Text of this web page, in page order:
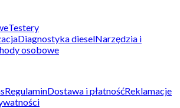
Testery
Diagnostyka dieselNarzędzia i
osobowe
RegulaminDostawa i płatnośćReklamacje